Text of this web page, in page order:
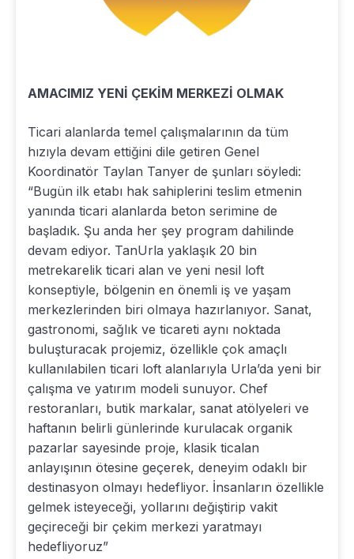
AMACIMIZ YENİ ÇEKİM MERKEZİ OLMAK
Ticari alanlarda temel çalışmalarının da tüm
hızıyla devam ettiğini dile getiren Genel
Koordinatör Taylan Tanyer de şunları söyledi:
“Bugün ilk etabı hak sahiplerini teslim etmenin
yanında ticari alanlarda beton serimine de
başladık. Şu anda her şey program dahilinde
devam ediyor. TanUrla yaklaşık 20 bin
metrekarelik ticari alan ve yeni nesil loft
konseptiyle, bölgenin en önemli iş ve yaşam
merkezlerinden biri olmaya hazırlanıyor. Sanat,
gastronomi, sağlık ve ticareti aynı noktada
buluşturacak projemiz, özellikle çok amaçlı
kullanılabilen ticari loft alanlarıyla Urla’da yeni bir
çalışma ve yatırım modeli sunuyor. Chef
restoranları, butik markalar, sanat atölyeleri ve
haftanın belirli günlerinde kurulacak organik
pazarlar sayesinde proje, klasik ticalan
anlayışının ötesine geçerek, deneyim odaklı bir
destinasyon olmayı hedefliyor. İnsanların özellikle
gelmek isteyeceği, yollarını değiştirip vakit
geçireceği bir çekim merkezi yaratmayı
hedefliyoruz”